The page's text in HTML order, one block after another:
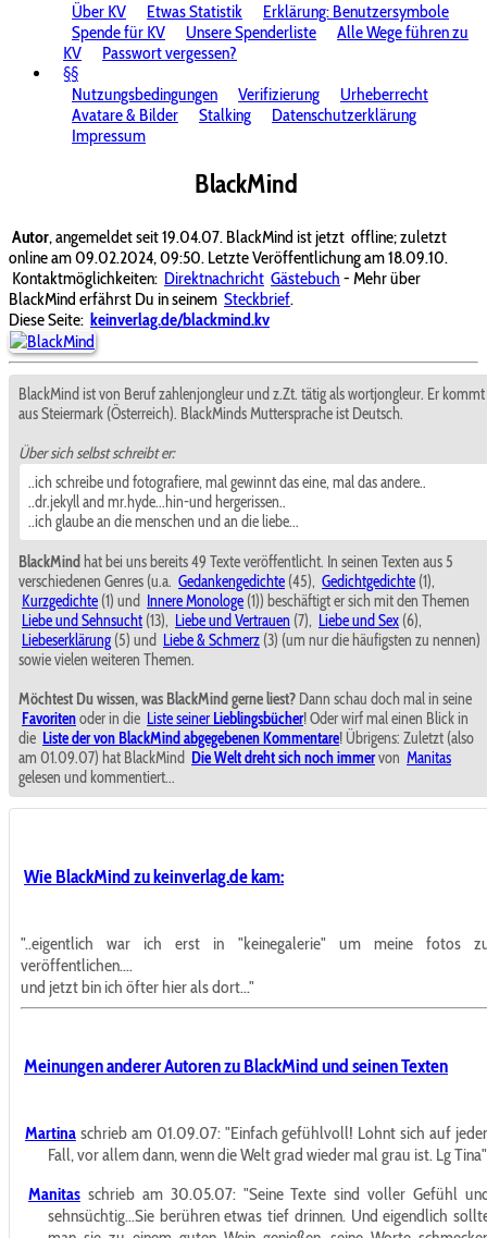
Über KV
Etwas Statistik
Erklärung: Benutzersymbole
Spende für KV
Unsere Spenderliste
Alle Wege führen zu
KV
Passwort vergessen?
§§
Nutzungsbedingungen
Verifizierung
Urheberrecht
Avatare & Bilder
Stalking
Datenschutzerklärung
Impressum
BlackMind
Autor, angemeldet seit 19.04.07. BlackMind ist jetzt offline; zuletzt
online am 09.02.2024, 09:50. Letzte Veröffentlichung am 18.09.10.
Kontaktmöglichkeiten: Direktnachricht Gästebuch - Mehr über
BlackMind erfährst Du in seinem Steckbrief.
Diese Seite: keinverlag.de/blackmind.kv
BlackMind ist von Beruf zahlenjongleur und z.Zt. tätig als wortjongleur. Er kommt
aus Steiermark (Österreich). BlackMinds Muttersprache ist Deutsch.
Über sich selbst schreibt er:
..ich schreibe und fotografiere, mal gewinnt das eine, mal das andere..
..dr.jekyll and mr.hyde...hin-und hergerissen..
..ich glaube an die menschen und an die liebe...
BlackMind hat bei uns bereits 49 Texte veröffentlicht. In seinen Texten aus 5
verschiedenen Genres (u.a. Gedankengedichte (45), Gedichtgedichte (1),
Kurzgedichte (1) und Innere Monologe (1)) beschäftigt er sich mit den Themen
Liebe und Sehnsucht (13), Liebe und Vertrauen (7), Liebe und Sex (6),
Liebeserklärung (5) und Liebe & Schmerz (3) (um nur die häufigsten zu nennen)
sowie vielen weiteren Themen.
Möchtest Du wissen, was BlackMind gerne liest? Dann schau doch mal in seine
Favoritenoder in die Liste seiner Lieblingsbücher! Oder wirf mal einen Blick in
die Liste der von BlackMind abgegebenen Kommentare! Übrigens: Zuletzt (also
am 01.09.07) hat BlackMind Die Welt dreht sich noch immervon Manitas
gelesen und kommentiert...
Wie BlackMind zu keinverlag.de kam:
"..eigentlich war ich erst in "keinegalerie" um meine fotos
veröffentlichen....
und jetzt bin ich öfter hier als dort..."
Meinungen anderer Autoren zu BlackMind und seinen Texten
Martinaschrieb am 01.09.07: "Einfach gefühlvoll! Lohnt sich auf
Fall, vor allem dann, wenn die Welt grad wieder mal grau ist. Lg Tina"
Manitasschrieb am 30.05.07: "Seine Texte sind voller Gefühl
sehnsüchtig...Sie berühren etwas tief drinnen. Und eigendlich